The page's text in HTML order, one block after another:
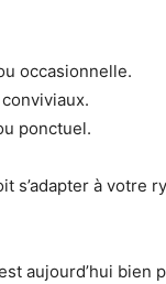
occasionnelle.
ponctuel.
s’adapter à votre
aujourd’hui bien